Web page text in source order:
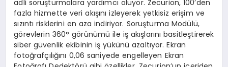
adli soruşturmalara yardımcı oluyor. Zecurion, 100’den
fazla hizmette veri akışını izleyerek yetkisiz erişim ve
sızıntı risklerini en aza indiriyor. Soruşturma Modülü,
görevlerin 360° görünümü ile iş akışlarını basitleştirerek
siber güvenlik ekibinin iş yükünü azaltıyor. Ekran
fotoğrafçılığını 0,06 saniyede engelleyen Ekran